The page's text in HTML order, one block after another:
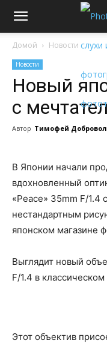
Домой Новости
Новости
Новый
c
Автор Тимофей
В Японии начали
вдохновленный
«Peace» 35mm F/1.4
нестандартным
японском магазине
Выглядит новый
F/1.4 в классическом
Этот объектив